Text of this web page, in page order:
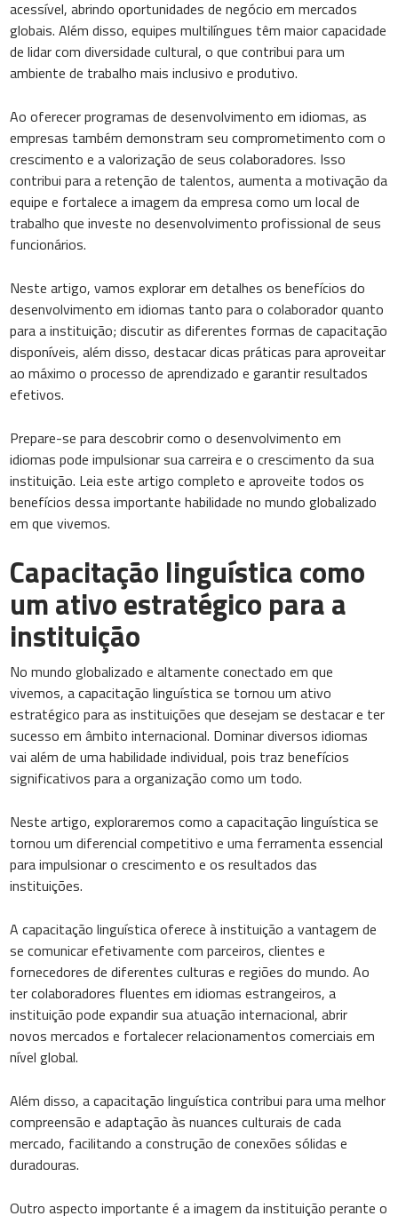
acessível, abrindo oportunidades de negócio em mercados
globais. Além disso, equipes multilíngues têm maior capacidade
de lidar com diversidade cultural, o que contribui para um
ambiente de trabalho mais inclusivo e produtivo.
Ao oferecer programas de desenvolvimento em idiomas, as
empresas também demonstram seu comprometimento com o
crescimento e a valorização de seus colaboradores. Isso
contribui para a retenção de talentos, aumenta a motivação da
equipe e fortalece a imagem da empresa como um local de
trabalho que investe no desenvolvimento profissional de seus
funcionários.
Neste artigo, vamos explorar em detalhes os benefícios do
desenvolvimento em idiomas tanto para o colaborador quanto
para a instituição; discutir as diferentes formas de capacitação
disponíveis, além disso, destacar dicas práticas para aproveitar
ao máximo o processo de aprendizado e garantir resultados
efetivos.
Prepare-se para descobrir como o desenvolvimento em
idiomas pode impulsionar sua carreira e o crescimento da sua
instituição. Leia este artigo completo e aproveite todos os
benefícios dessa importante habilidade no mundo globalizado
em que vivemos.
Capacitação linguística como
um ativo estratégico para a
instituição
No mundo globalizado e altamente conectado em que
vivemos, a capacitação linguística se tornou um ativo
estratégico para as instituições que desejam se destacar e ter
sucesso em âmbito internacional. Dominar diversos idiomas
vai além de uma habilidade individual, pois traz benefícios
significativos para a organização como um todo.
Neste artigo, exploraremos como a capacitação linguística se
tornou um diferencial competitivo e uma ferramenta essencial
para impulsionar o crescimento e os resultados das
instituições.
A capacitação linguística oferece à instituição a vantagem de
se comunicar efetivamente com parceiros, clientes e
fornecedores de diferentes culturas e regiões do mundo. Ao
ter colaboradores fluentes em idiomas estrangeiros, a
instituição pode expandir sua atuação internacional, abrir
novos mercados e fortalecer relacionamentos comerciais em
nível global.
Além disso, a capacitação linguística contribui para uma melhor
compreensão e adaptação às nuances culturais de cada
mercado, facilitando a construção de conexões sólidas e
duradouras.
Outro aspecto importante é a imagem da instituição perante o